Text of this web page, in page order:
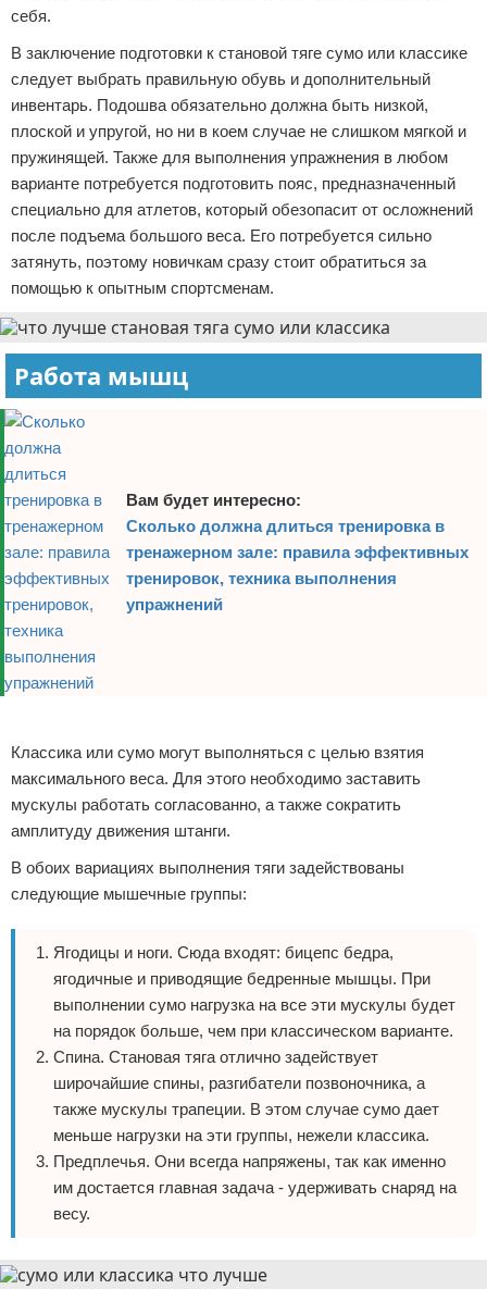
себя.
В заключение подготовки к становой тяге сумо или классике
следует выбрать правильную обувь и дополнительный
инвентарь. Подошва обязательно должна быть низкой,
плоской и упругой, но ни в коем случае не слишком мягкой и
пружинящей. Также для выполнения упражнения в любом
варианте потребуется подготовить пояс, предназначенный
специально для атлетов, который обезопасит от осложнений
после подъема большого веса. Его потребуется сильно
затянуть, поэтому новичкам сразу стоит обратиться за
помощью к опытным спортсменам.
Работа мышц
Вам будет интересно:
Сколько должна длиться тренировка в
тренажерном зале: правила эффективных
тренировок, техника выполнения
упражнений
Классика или сумо могут выполняться с целью взятия
максимального веса. Для этого необходимо заставить
мускулы работать согласованно, а также сократить
амплитуду движения штанги.
В обоих вариациях выполнения тяги задействованы
следующие мышечные группы:
Ягодицы и ноги. Сюда входят: бицепс бедра,
ягодичные и приводящие бедренные мышцы. При
выполнении сумо нагрузка на все эти мускулы будет
на порядок больше, чем при классическом варианте.
Спина. Становая тяга отлично задействует
широчайшие спины, разгибатели позвоночника, а
также мускулы трапеции. В этом случае сумо дает
меньше нагрузки на эти группы, нежели классика.
Предплечья. Они всегда напряжены, так как именно
им достается главная задача - удерживать снаряд на
весу.